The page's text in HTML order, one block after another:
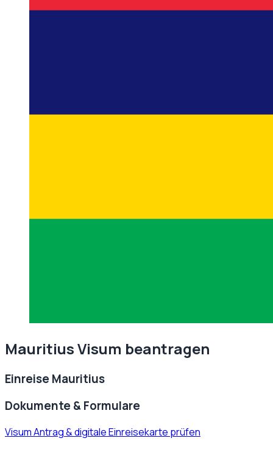
MauritiusVisum beantragen
Einreise Mauritius
Dokumente & Formulare
Visum Antrag & digitale Einreisekarte prüfen